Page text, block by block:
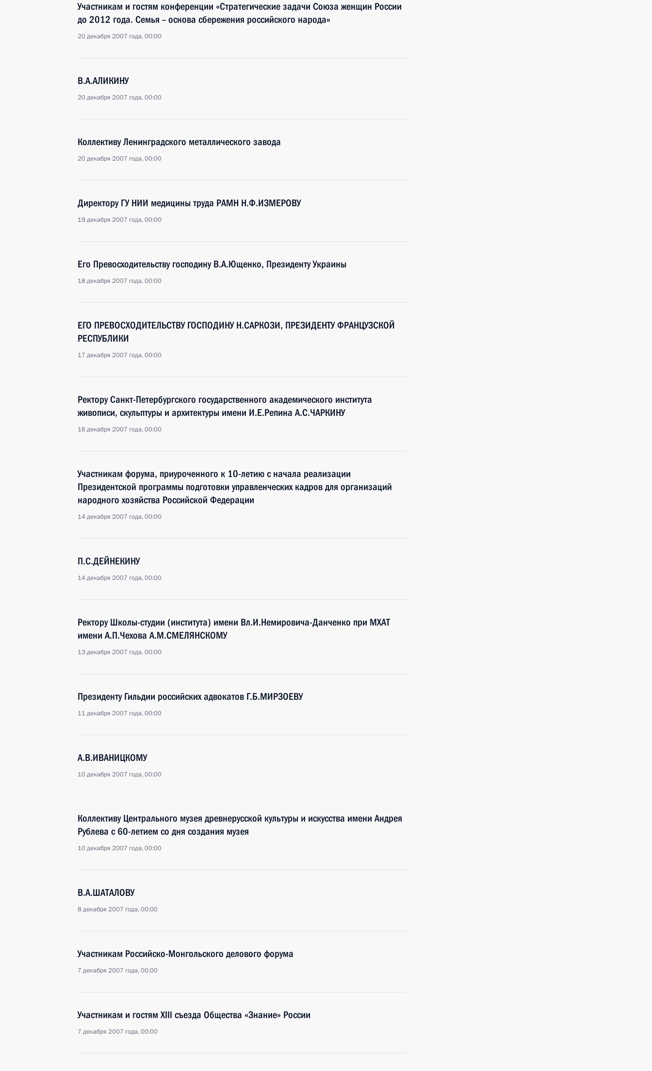
Участникам и гостям конференции «Стратегические задачи Союза женщин России
до 2012 года. Семья – основа сбережения российского народа»
20 декабря 2007 года, 00:00
В.А.АЛИКИНУ
20 декабря 2007 года, 00:00
Коллективу Ленинградского металлического завода
20 декабря 2007 года, 00:00
Директору ГУ НИИ медицины труда РАМН Н.Ф.ИЗМЕРОВУ
19 декабря 2007 года, 00:00
Его Превосходительству господину В.А.Ющенко, Президенту Украины
18 декабря 2007 года, 00:00
ЕГО ПРЕВОСХОДИТЕЛЬСТВУ ГОСПОДИНУ Н.САРКОЗИ, ПРЕЗИДЕНТУ ФРАНЦУЗСКОЙ
РЕСПУБЛИКИ
17 декабря 2007 года, 00:00
Ректору Санкт-Петербургского государственного академического института
живописи, скульптуры и архитектуры имени И.Е.Репина А.С.ЧАРКИНУ
16 декабря 2007 года, 00:00
Участникам форума, приуроченного к 10-летию с начала реализации
Президентской программы подготовки управленческих кадров для организаций
народного хозяйства Российской Федерации
14 декабря 2007 года, 00:00
П.С.ДЕЙНЕКИНУ
14 декабря 2007 года, 00:00
Ректору Школы-студии (института) имени Вл.И.Немировича-Данченко при МХАТ
имени А.П.Чехова А.М.СМЕЛЯНСКОМУ
13 декабря 2007 года, 00:00
Президенту Гильдии российских адвокатов Г.Б.МИРЗОЕВУ
11 декабря 2007 года, 00:00
А.В.ИВАНИЦКОМУ
10 декабря 2007 года, 00:00
Коллективу Центрального музея древнерусской культуры и искусства имени Андрея
Рублева с 60-летием со дня создания музея
10 декабря 2007 года, 00:00
В.А.ШАТАЛОВУ
8 декабря 2007 года, 00:00
Участникам Российско-Монгольского делового форума
7 декабря 2007 года, 00:00
Участникам и гостям XIII съезда Общества «Знание» России
7 декабря 2007 года, 00:00